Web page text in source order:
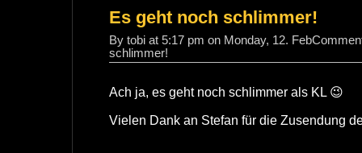
Es geht noch schlimmer!
By tobi at 5:17 pm on Monday, 12. Feb
schlimmer!
Ach ja, es geht noch schlimmer als KL 😉
Vielen Dank an Stefan für die Zusendung